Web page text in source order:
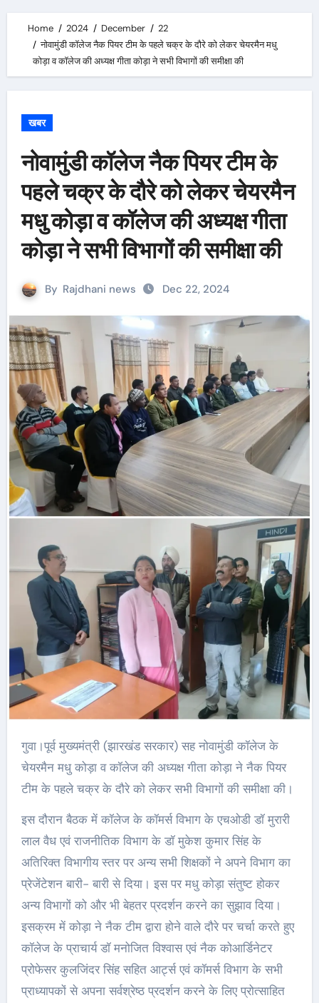
Home 2024 December
22
नोवामुंडी कॉलेज नैक पियर टीम के पहले चक्र के दौरे को लेकर चेयरमैन मधु
कोड़ा व कॉलेज की अध्यक्ष गीता कोड़ा ने सभी विभागों की समीक्षा की
खबर
नोवामुंडी कॉलेज नैक पियर टीम के
पहले चक्र के दौरे को लेकर चेयरमैन
मधु कोड़ा व कॉलेज की अध्यक्ष गीता
कोड़ा ने सभी विभागों की समीक्षा की
By Rajdhani news Dec 22, 2024
गुवा।पूर्व मुख्यमंत्री (झारखंड सरकार) सह नोवामुंडी कॉलेज के
चेयरमैन मधु कोड़ा व कॉलेज की अध्यक्ष गीता कोड़ा ने नैक पियर
टीम के पहले चक्र के दौरे को लेकर सभी विभागों की समीक्षा की।
इस दौरान बैठक में कॉलेज के कॉमर्स विभाग के एचओडी डॉ मुरारी
लाल वैध एवं राजनीतिक विभाग के डॉ मुकेश कुमार सिंह के
अतिरिक्त विभागीय स्तर पर अन्य सभी शिक्षकों ने अपने विभाग का
प्रेजेंटेशन बारी- बारी से दिया। इस पर मधु कोड़ा संतुष्ट होकर
अन्य विभागों को और भी बेहतर प्रदर्शन करने का सुझाव दिया।
इसक्रम में कोड़ा ने नैक टीम द्वारा होने वाले दौरे पर चर्चा करते हुए
कॉलेज के प्राचार्य डॉ मनोजित विश्वास एवं नैक कोआर्डिनेटर
प्रोफेसर कुलजिंदर सिंह सहित आर्ट्स एवं कॉमर्स विभाग के सभी
प्राध्यापकों से अपना सर्वश्रेष्ठ प्रदर्शन करने के लिए प्रोत्साहित